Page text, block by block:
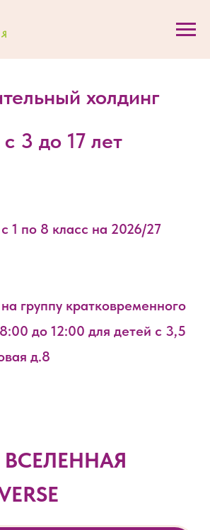
холдинг
3 до 17 лет
1 по 8 класс на 2026/27
группу кратковременного
до 12:00 для детей с 3,5
д.8